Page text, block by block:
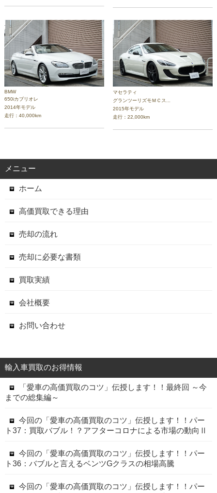
BMW
650iカブリオレ
2014年モデル
走行：40,000km
マセラティ
グランツーリズモＭＣス...
2015年モデル
走行：22,000km
メニュー
ホーム
高価買取できる理由
売却の流れ
売却に必要な書類
買取実績
会社概要
お問い合わせ
輸入車買取のお得情報
「愛車の高価買取のコツ」伝授します！！最終回 ～今
までの総集編～
今回の「愛車の高価買取のコツ」伝授します！！パー
ト37：買取バブル！？アフターコロナによる市場の動向Ⅱ
今回の「愛車の高価買取のコツ」伝授します！！パー
ト36：バブルと言えるベンツGクラスの相場高騰
今回の「愛車の高価買取のコツ」伝授します！！パー